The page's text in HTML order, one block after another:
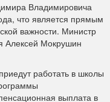
Владимировича
что является прямым
важности. Министр
Алексей Мокрушин
работать в школы
выплата в